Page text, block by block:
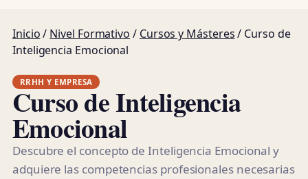
Inicio/ Nivel Formativo / Cursos y Másteres/ Curso de
Inteligencia Emocional
RRHH Y EMPRESA
Curso de Inteligencia
Emocional
Descubre el concepto de Inteligencia Emocional y
adquiere las competencias profesionales necesarias